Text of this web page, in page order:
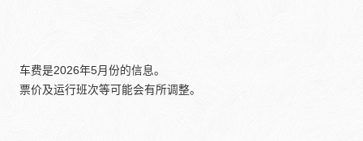
车费是2026年5月份的信息。
票价及运行班次等可能会有所调整。